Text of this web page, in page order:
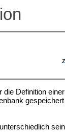
Definition